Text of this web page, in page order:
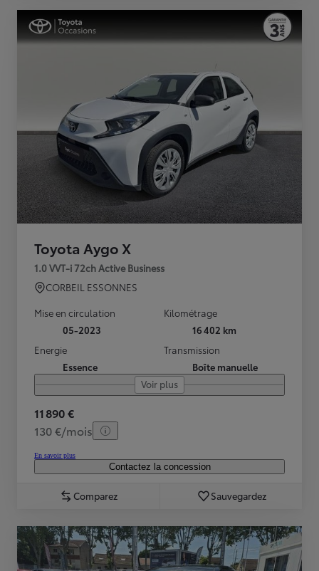
Toyota Aygo X
1.0 VVT-i 72ch Active Business
CORBEIL ESSONNES
Mise en circulation
05-2023
Kilométrage
16 402 km
Energie
Essence
Transmission
Boîte manuelle
Voir plus
11 890 €
130 €/mois
En savoir plus
Contactez la concession
Comparez Sauvegardez